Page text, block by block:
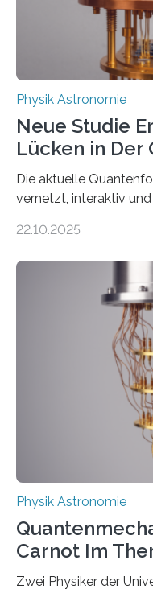
Thorium tatsächlich
Physik Astronomie
Neue Studie
Lücken in Der
Die aktuelle
vernetzt, interaktiv
oft von Autor*innen,
werden schnell
der Forschung der
Jahre alt geworden
Internationalen Jahr
technologie
internationale
22.10.2025
Physik Astronomie
Carnot Im
Zwei Physiker der